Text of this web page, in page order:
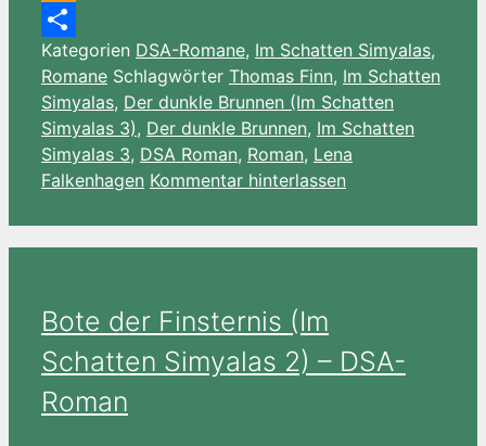
Amazon
Wish
List
Teilen
Kategorien DSA-Romane, Im Schatten Simyalas,
Romane Schlagwörter Thomas Finn, Im Schatten
Simyalas, Der dunkle Brunnen (Im Schatten
Simyalas 3), Der dunkle Brunnen, Im Schatten
Simyalas 3, DSA Roman, Roman, Lena
Falkenhagen Kommentar hinterlassen
Bote der Finsternis (Im
Schatten Simyalas 2) – DSA-
Roman